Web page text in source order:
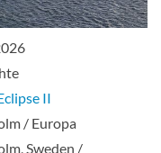
II
/ Europa
Sweden /